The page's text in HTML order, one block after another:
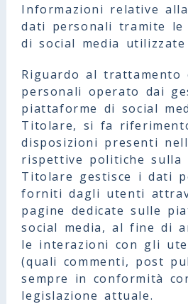
Informazioni relative
dati personali tramite le
di social media
Riguardo al trattamento
personali operato dai
piattaforme di social
Titolare, si fa
disposizioni presenti
rispettive politiche sulla
Titolare gestisce i dati
forniti dagli utenti
pagine dedicate sulle
social media, al fine di
le interazioni con gli
(quali commenti, post
sempre in conformità
legislazione attuale.